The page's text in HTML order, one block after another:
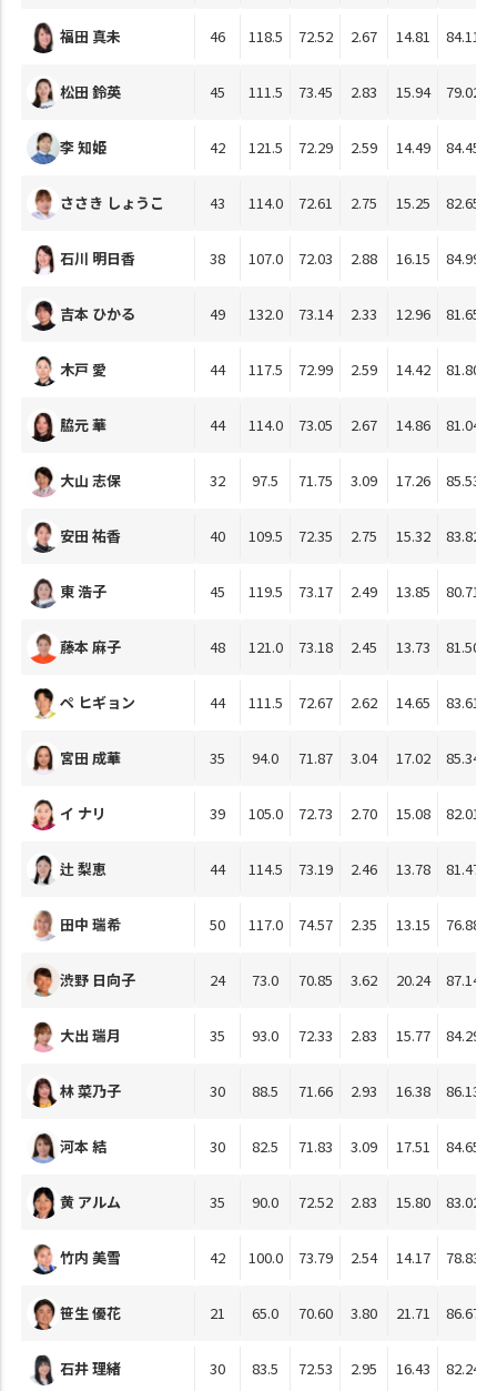
福田 真未 46 118.5 72.52 2.67 14.81 84.11
松田 鈴英 45 111.5 73.45 2.83 15.94 79.02
李 知姫 42 121.5 72.29 2.59 14.49 84.45
ささき しょうこ 43 114.0 72.61 2.75 15.25 82.65
石川 明日香 38 107.0 72.03 2.88 16.15 84.99
吉本 ひかる 49 132.0 73.14 2.33 12.96 81.65
木戸 愛 44 117.5 72.99 2.59 14.42 81.80
脇元 華 44 114.0 73.05 2.67 14.86 81.04
大山 志保 32 97.5 71.75 3.09 17.26 85.53
安田 祐香 40 109.5 72.35 2.75 15.32 83.82
東 浩子 45 119.5 73.17 2.49 13.85 80.71
藤本 麻子 48 121.0 73.18 2.45 13.73 81.50
ペ ヒギョン 44 111.5 72.67 2.62 14.65 83.61
宮田 成華 35 94.0 71.87 3.04 17.02 85.34
イ ナリ 39 105.0 72.73 2.70 15.08 82.01
辻 梨恵 44 114.5 73.19 2.46 13.78 81.47
田中 瑞希 50 117.0 74.57 2.35 13.15 76.88
渋野 日向子 24 73.0 70.85 3.62 20.24 87.14
大出 瑞月 35 93.0 72.33 2.83 15.77 84.29
林 菜乃子 30 88.5 71.66 2.93 16.38 86.13
河本 結 30 82.5 71.83 3.09 17.51 84.65
黄 アルム 35 90.0 72.52 2.83 15.80 83.02
竹内 美雪 42 100.0 73.79 2.54 14.17 78.83
笹生 優花 21 65.0 70.60 3.80 21.71 86.67
石井 理緒 30 83.5 72.53 2.95 16.43 82.24